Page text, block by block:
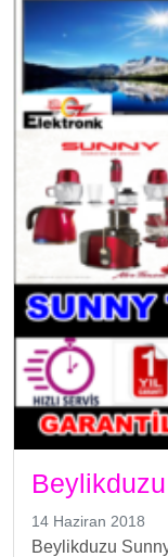
14 Haziran 2018
Beylikduzu